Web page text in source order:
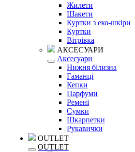
Жилети
Шакети
Куртки з еко-шкіри
Куртки
Вітрівка
АКСЕСУАРИ
Аксесуари
Нижня білизна
Гаманці
Кепки
Парфуми
Ремені
Сумки
Шкарпетки
Рукавички
OUTLET
OUTLET